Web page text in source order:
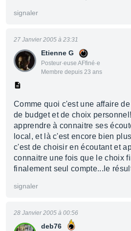
signaler
Etienne G
Posteur·euse AFfiné·e
Membre depuis 23 ans
27 Janvier 2005 à 23:31
Comme quoi c'est une affaire
de budget et de choix
apprendre à connaitre ses
local, et là c'est encore bien
c'est de choisir en écoutant et
connaitre une fois que le choix
finalement seul compte...le
signaler
deb76
28 Janvier 2005 à 00:56